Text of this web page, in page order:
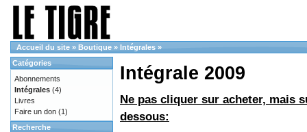
Accueil du site » Boutique » Intégrales »
Intégrale 2009
Ne pas cliquer sur acheter, mais
dessous:
Catégories
Abonnements
Intégrales (4)
Livres
Faire un don (1)
Recherche